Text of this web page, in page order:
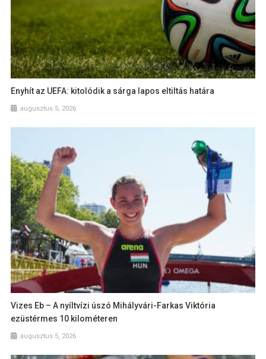
Enyhít az UEFA: kitolódik a sárga lapos eltiltás határa
augusztus 5, 2026
Vizes Eb – A nyíltvízi úszó Mihályvári-Farkas Viktória
ezüstérmes 10 kilométeren
augusztus 5, 2026